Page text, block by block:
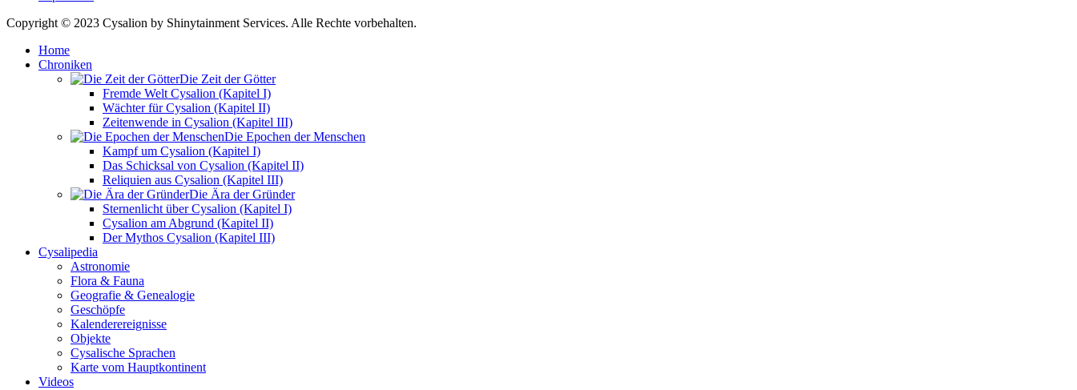
Copyright © 2023 Cysalion by Shinytainment Services. Alle Rechte vorbehalten.
Home
Chroniken
Die Zeit der Götter
Fremde Welt Cysalion (Kapitel I)
Wächter für Cysalion (Kapitel II)
Zeitenwende in Cysalion (Kapitel III)
Die Epochen der Menschen
Kampf um Cysalion (Kapitel I)
Das Schicksal von Cysalion (Kapitel II)
Reliquien aus Cysalion (Kapitel III)
Die Ära der Gründer
Sternenlicht über Cysalion (Kapitel I)
Cysalion am Abgrund (Kapitel II)
Der Mythos Cysalion (Kapitel III)
Cysalipedia
Astronomie
Flora & Fauna
Geografie & Genealogie
Geschöpfe
Kalenderereignisse
Objekte
Cysalische Sprachen
Karte vom Hauptkontinent
Videos